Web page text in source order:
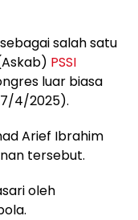
salah satu
PSSI
luar biasa
4/2025).
Arief Ibrahim
tersebut.
oleh